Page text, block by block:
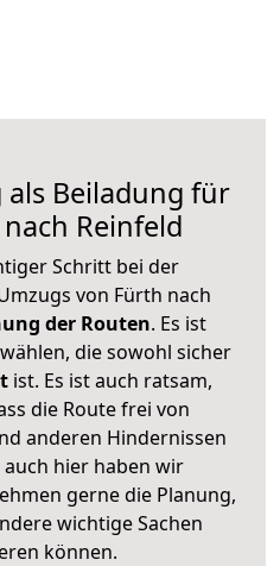
Beiladung für
Reinfeld
Schritt bei der
von Fürth nach
der Routen. Es ist
die sowohl sicher
ist. Es ist auch ratsam,
die Route frei von
anderen Hindernissen
auch hier haben wir
gerne die Planung,
wichtige Sachen
können.